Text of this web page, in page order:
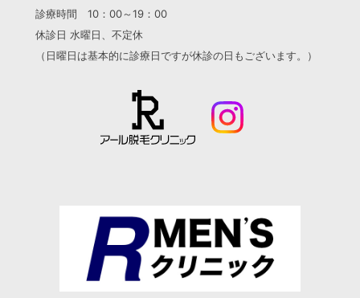
診療時間 10：00～19：00
休診日 水曜日、不定休
（日曜日は基本的に診療日ですが休診の日もございます。）